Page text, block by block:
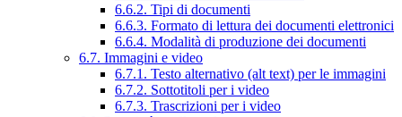
6.6.2. Tipi di documenti
6.6.3. Formato di lettura dei documenti elettronici
6.6.4. Modalità di produzione dei documenti
6.7. Immagini e video
6.7.1. Testo alternativo (alt text) per le immagini
6.7.2. Sottotitoli per i video
6.7.3. Trascrizioni per i video